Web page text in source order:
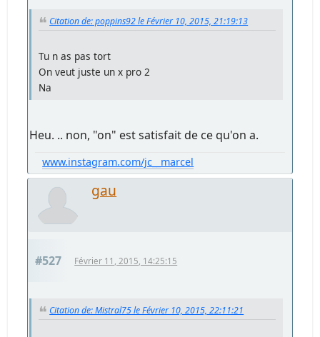
Citation de: poppins92 le Février 10, 2015, 21:19:13
Tu n as pas tort
On veut juste un x pro 2
Na
Heu. .. non, "on" est satisfait de ce qu'on a.
www.instagram.com/jc__marcel
gau
#527 Février 11, 2015, 14:25:15
Citation de: Mistral75 le Février 10, 2015, 22:11:21